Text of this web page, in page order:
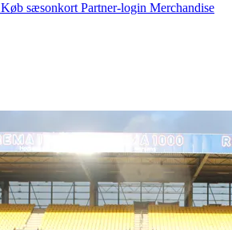
Køb sæsonkort Partner-login Merchandise